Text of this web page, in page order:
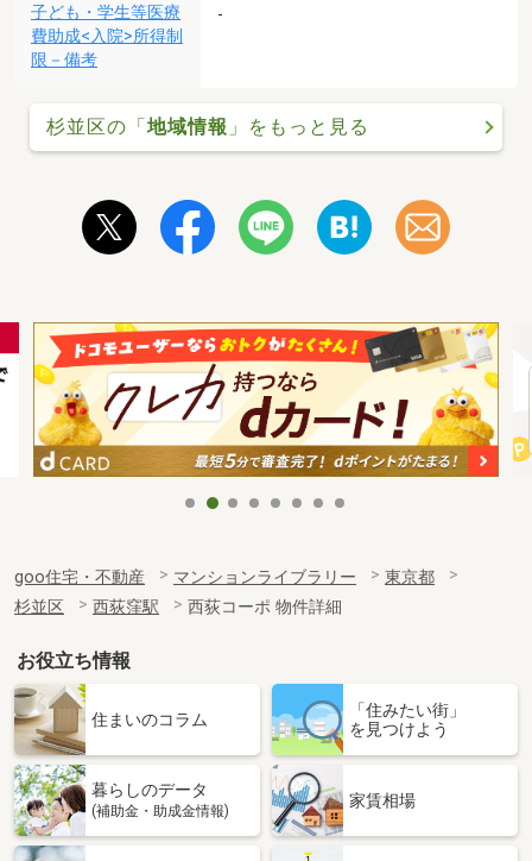
子ども・学生等医療
費助成<入院>所得制
限－備考
-
杉並区の「 地域情報 」をもっと見る
goo住宅・不動産 マンションライブラリー
東京都
杉並区
西荻窪駅 西荻コーポ 物件詳細
お役立ち情報
住まいのコラム
「住みたい街」
を見つけよう
暮らしのデータ
(補助金・助成金情報)
家賃相場